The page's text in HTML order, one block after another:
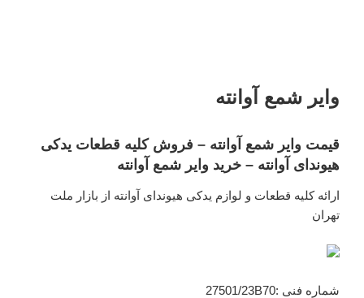
وایر شمع آوانته
قیمت وایر شمع آوانته – فروش کلیه قطعات یدکی
هیوندای آوانته – خرید وایر شمع آوانته
ارائه کلیه قطعات و لوازم یدکی هیوندای آوانته از بازار ملت
تهران
شماره فنی :27501/23B70